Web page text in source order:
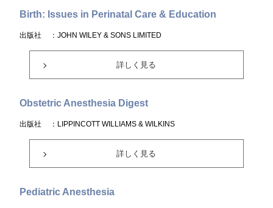
Birth: Issues in Perinatal Care & Education
出版社 ：JOHN WILEY & SONS LIMITED
詳しく見る
Obstetric Anesthesia Digest
出版社 ：LIPPINCOTT WILLIAMS & WILKINS
詳しく見る
Pediatric Anesthesia